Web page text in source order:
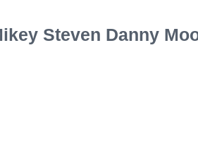
Steven Danny